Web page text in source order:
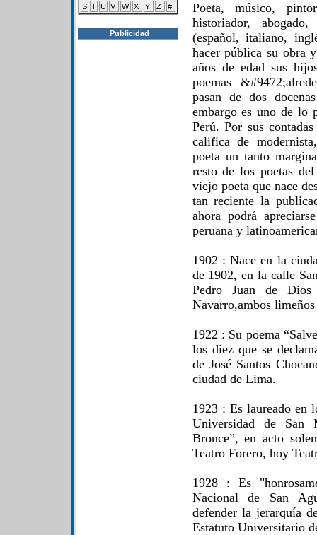
S T U V W X Y Z #
Publicidad
Poeta, músico,
historiador,
(español, italiano,
hacer pública su obra
años de edad sus
poemas
pasan de dos
embargo es uno de lo
Perú. Por sus
califica de
poeta un tanto
resto de los poetas
viejo poeta que nace
tan reciente la
ahora podrá
peruana y
1902 : Nace en la
de 1902, en la calle
Pedro Juan de Dios
Navarro,ambos
1922 : Su poema
los diez que se
de José Santos
ciudad de Lima.
1923 : Es laureado en
Universidad de San
Bronce”, en acto
Teatro Forero, hoy
1928 : Es
Nacional de San
defender la jerarquía
Estatuto Universitario